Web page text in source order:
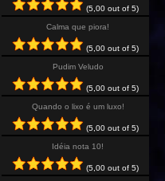
(5,00 out of 5)
Calma que piora!
(5,00 out of 5)
Pudim Veludo
(5,00 out of 5)
Quando o lixo é um luxo!
(5,00 out of 5)
Idéia nota 10!
(5,00 out of 5)